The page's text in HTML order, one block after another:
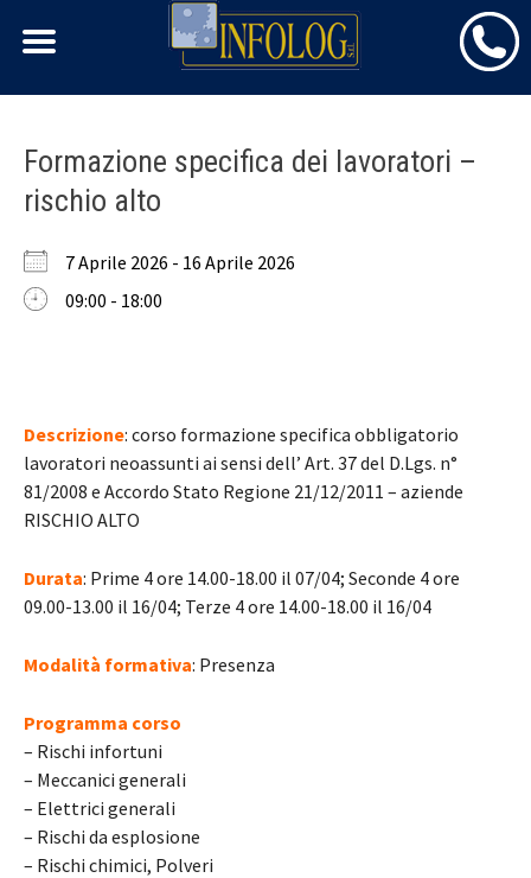
Skip
content
Formazione specifica dei lavoratori –
rischio alto
7 Aprile 2026 - 16 Aprile 2026
09:00 - 18:00
Descrizione: corso formazione specifica obbligatorio
lavoratori neoassunti ai sensi dell’ Art. 37 del D.Lgs. n°
81/2008 e Accordo Stato Regione 21/12/2011 – aziende
RISCHIO ALTO
Durata: Prime 4 ore 14.00-18.00 il 07/04; Seconde 4 ore
09.00-13.00 il 16/04; Terze 4 ore 14.00-18.00 il 16/04
Modalità formativa: Presenza
Programma corso
– Rischi infortuni
– Meccanici generali
– Elettrici generali
– Rischi da esplosione
– Rischi chimici, Polveri